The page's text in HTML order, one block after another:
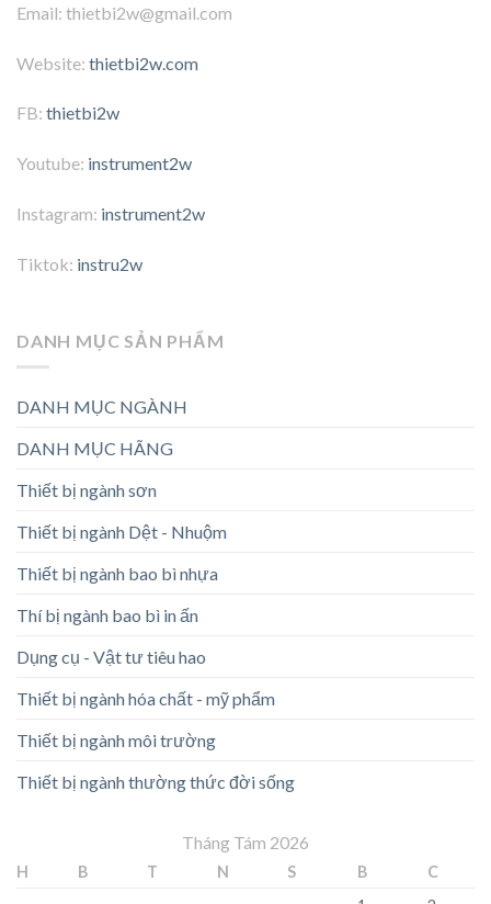
Email: thietbi2w@gmail.com
Website: thietbi2w.com
FB: thietbi2w
Youtube: instrument2w
Instagram: instrument2w
Tiktok: instru2w
DANH MỤC SẢN PHẨM
DANH MỤC NGÀNH
DANH MỤC HÃNG
Thiết bị ngành sơn
Thiết bị ngành Dệt - Nhuộm
Thiết bị ngành bao bì nhựa
Thí bị ngành bao bì in ấn
Dụng cụ - Vật tư tiêu hao
Thiết bị ngành hóa chất - mỹ phẩm
Thiết bị ngành môi trường
Thiết bị ngành thường thức đời sống
Tháng Tám 2026
H B T N S B
C